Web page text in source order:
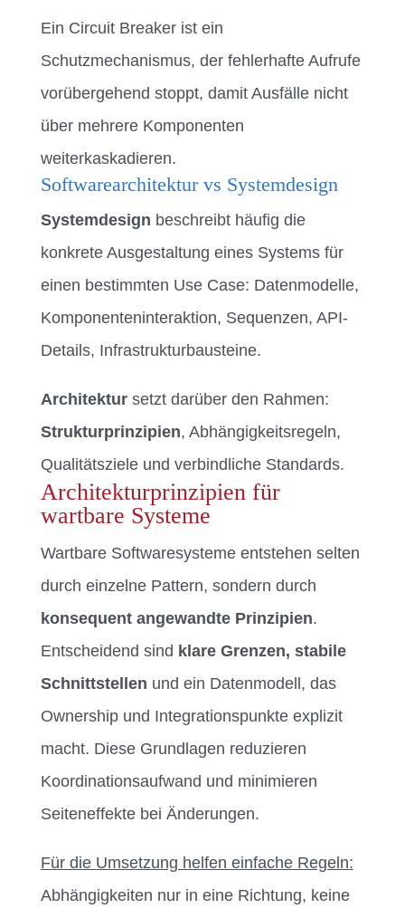
Ein Circuit Breaker ist ein
Schutzmechanismus, der fehlerhafte Aufrufe
vorübergehend stoppt, damit Ausfälle nicht
über mehrere Komponenten
weiterkaskadieren.
Softwarearchitektur vs Systemdesign
Systemdesign beschreibt häufig die
konkrete Ausgestaltung eines Systems für
einen bestimmten Use Case: Datenmodelle,
Komponenteninteraktion, Sequenzen, API-
Details, Infrastrukturbausteine.
Architektursetzt darüber den Rahmen:
Strukturprinzipien, Abhängigkeitsregeln,
Qualitätsziele und verbindliche Standards.
Architekturprinzipien für
wartbare Systeme
Wartbare Softwaresysteme entstehen selten
durch einzelne Pattern, sondern durch
konsequent angewandte Prinzipien.
Entscheidend sind klare Grenzen, stabile
Schnittstellen und ein Datenmodell, das
Ownership und Integrationspunkte explizit
macht. Diese Grundlagen reduzieren
Koordinationsaufwand und minimieren
Seiteneffekte bei Änderungen.
Für die Umsetzung helfen einfache Regeln:
Abhängigkeiten nur in eine Richtung, keine